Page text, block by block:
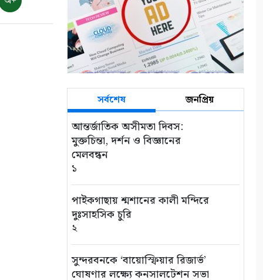
সর্বশেষ জনপ্রিয়
আন্তর্জাতিক অসীমতা দিবস:
মুক্তচিন্তা, দর্শন ও বিজ্ঞানের
মেলবন্ধন
১
পাইকগাছায় শ্মশানের কালী মন্দিরে
দুঃসাহসিক চুরি
২
সুন্দরবনকে ‘বায়োস্ফিয়ার রিজার্ভ’
ঘোষণার লক্ষ্যে কনসালটেশন সভা